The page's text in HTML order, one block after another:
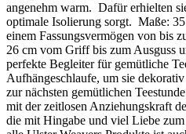
angenehm warm. Dafür erhielten
optimale Isolierung sorgt. Maße:
einem Fassungsvermögen von bis
26 cm vom Griff bis zum Ausguss
perfekte Begleiter für gemütliche
Aufhängeschlaufe, um sie
zur nächsten gemütlichen
mit der zeitlosen Anziehungskraft
die mit Hingabe und viel Liebe